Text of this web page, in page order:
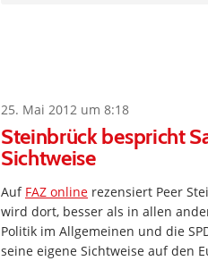
25. Mai 2012 um 8:18
Steinbrück bespricht
Sichtweise
Auf FAZ online rezensiert Peer
wird dort, besser als in allen
Politik im Allgemeinen und die
seine eigene Sichtweise auf den